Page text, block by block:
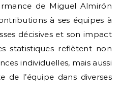
de Miguel Almirón
à ses équipes à
décisives et son impact
statistiques reflètent non
individuelles, mais aussi
de l’équipe dans diverses